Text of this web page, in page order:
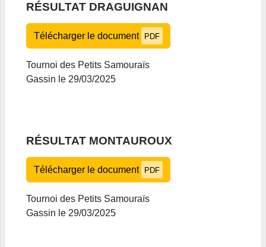
RÉSULTAT DRAGUIGNAN
Télécharger le document PDF
Tournoi des Petits Samouraïs
Gassin le 29/03/2025
RÉSULTAT MONTAUROUX
Télécharger le document PDF
Tournoi des Petits Samouraïs
Gassin le 29/03/2025